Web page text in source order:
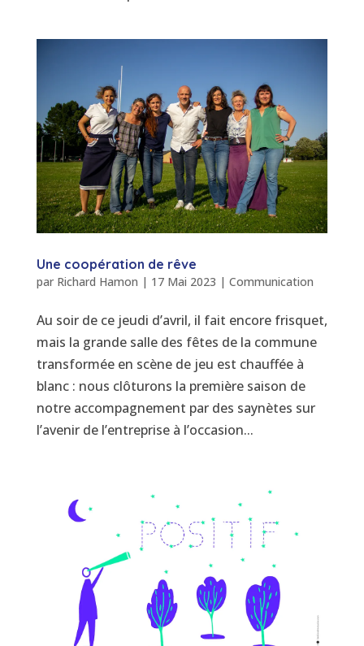
Une coopération de rêve
par Richard Hamon | 17 Mai 2023 | Communication
Au soir de ce jeudi d’avril, il fait encore frisquet,
mais la grande salle des fêtes de la commune
transformée en scène de jeu est chauffée à
blanc : nous clôturons la première saison de
notre accompagnement par des saynètes sur
l’avenir de l’entreprise à l’occasion...